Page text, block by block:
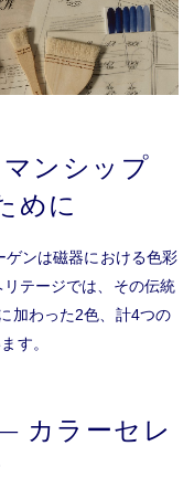
ンシップ
めに
ンは磁器における色彩
テージでは、その伝統
加わった2色、計4つの
す。
カラーセレ